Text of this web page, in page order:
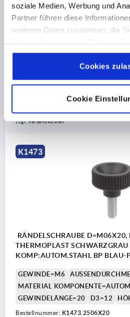
soziale Medien, Werbung und
Partner führen diese
weiteren Daten zusammen, die
gesammelt haben.Cookie
Datenschutz|
Cookies
Cookie
RÄNDELSCHRAUBE D=M06X15,
THERMOPLAST SCHWARZGRAU
KOMP:AUTOM.STAHL BP BLAU-
MATERIAL
GEWINDELÄNGE=15
D3=12
Bestellnummer:K1473.2506X15
zzgl. MwSt.
zzgl. Versandkosten
K1473
RÄNDELSCHRAUBE
THERMOPLAST
KOMP:AUTOM.STAHL BP BLAU-
GEWINDE=M6
MATERIAL
GEWINDELÄNGE=20
D3=12
Bestellnummer: K1473.2506X20